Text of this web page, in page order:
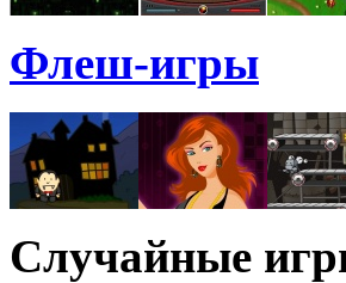
Флеш-игры
Случайные